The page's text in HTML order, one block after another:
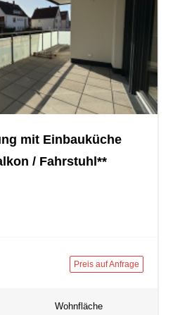
mit Einbauküche
/ Fahrstuhl**
Preis auf Anfrage
Wohnfläche